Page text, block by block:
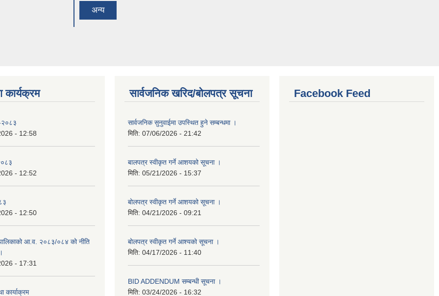
अन्य
२०८३
- 12:58
- 12:52
- 12:50
आ.व. २०८३/०८४ को नीति
- 17:31
कार्याक्रम
सार्वजनिक खरिद/बोलपत्र सूचना
सार्वजनिक सुनुवाईमा उपस्थित हुने सम्बन्धमा ।
मिति: 07/06/2026 - 21:42
बालपत्र स्वीकृत गर्ने आशयको सूचना ।
मिति: 05/21/2026 - 15:37
बोलपत्र स्वीकृत गर्ने आशयको सूचना ।
मिति: 04/21/2026 - 09:21
बोलपत्र स्वीकृत गर्ने आश्यको सूचना ।
मिति: 04/17/2026 - 11:40
BID ADDENDUM सम्बन्धी सूचना ।
मिति: 03/24/2026 - 16:32
Facebook Feed